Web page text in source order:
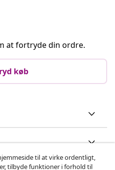
at fortryde din ordre.
køb
til at virke ordentligt,
tilbyde funktioner i forhold til